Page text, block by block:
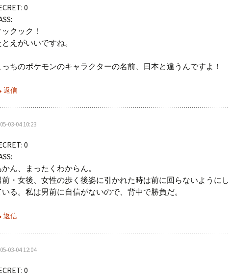
0
ックック！
とえがいいですね。
っちのポケモンのキャラクターの名前、日本と違うんですよ！
返信
03-04 10:23
0
かん、まったくわからん。
前・女後、女性の歩く後姿に引かれた時は前に回らないようにし
いる。私は男前に自信がないので、背中で勝負だ。
返信
03-04 12:04
0